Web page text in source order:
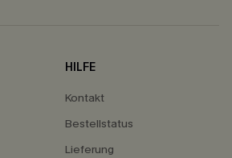
HILFE
Kontakt
Bestellstatus
Lieferung